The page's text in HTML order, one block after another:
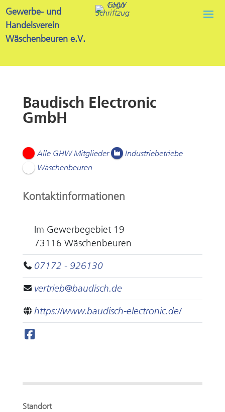
Gewerbe- und
Handelsverein
Wäschenbeuren e.V.
Baudisch Electronic
GmbH
Alle GHW Mitglieder
Industriebetriebe
Wäschenbeuren
Kontaktinformationen
Im Gewerbegebiet 19
73116 Wäschenbeuren
07172 - 926130
vertrieb@baudisch.de
https://www.baudisch-electronic.de/
Standort